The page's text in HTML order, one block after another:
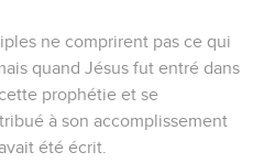
ne comprirent pas ce qui
quand Jésus fut entré dans
prophétie et se
à son accomplissement
été écrit.